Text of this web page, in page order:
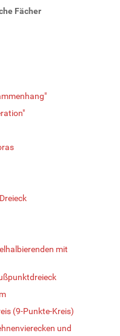
Fächer
mit
(9-Punkte-Kreis)
und